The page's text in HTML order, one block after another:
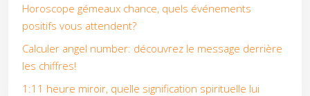
Horoscope gémeaux chance, quels événements
positifs vous attendent?
Calculer angel number: découvrez le message derrière
les chiffres!
1:11 heure miroir, quelle signification spirituelle lui